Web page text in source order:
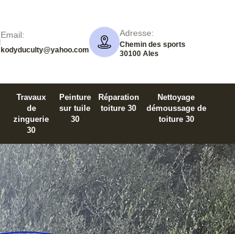
Email:
kodyduculty@yahoo.com
Adresse:
Chemin des sports
30100 Ales
Travaux
de
zinguerie
30
Peinture
sur tuile
30
Réparation
toiture 30
Nettoyage
démoussage de
toiture 30